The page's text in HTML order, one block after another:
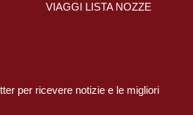
VIAGGI LISTA NOZZE
per ricevere notizie e le migliori